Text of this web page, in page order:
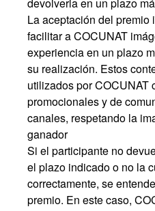
La aceptación del
facilitar a COCUNAT
experiencia en un plazo
su realización. Estos
utilizados por COCUNAT
promocionales y de
canales, respetando la
ganador
Si el participante no
el plazo indicado o no la
correctamente, se
premio. En este caso,